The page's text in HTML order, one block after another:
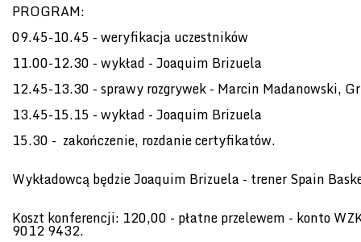
PROGRAM:
09.45-10.45 - weryfikacja uczestników
11.00-12.30 - wykład - Joaquim Brizuela
12.45-13.30 - sprawy rozgrywek - Marcin Madanowski,
13.45-15.15 - wykład - Joaquim Brizuela
15.30 - zakończenie, rozdanie certyfikatów.
Wykładowcą będzie Joaquim Brizuela - trener Spain
Koszt konferencji: 120,00 - płatne przelewem - konto
9012 9432.